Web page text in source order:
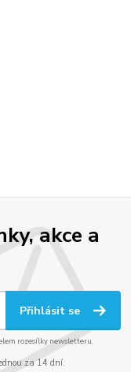
akce a
Přihlásit se
rozesílky newsletteru.
za 14 dní.